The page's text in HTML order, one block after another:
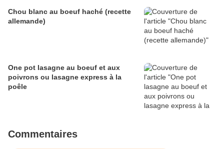
Chou blanc au boeuf haché (recette
allemande)
One pot lasagne au boeuf et aux
poivrons ou lasagne express à la
poêle
Commentaires